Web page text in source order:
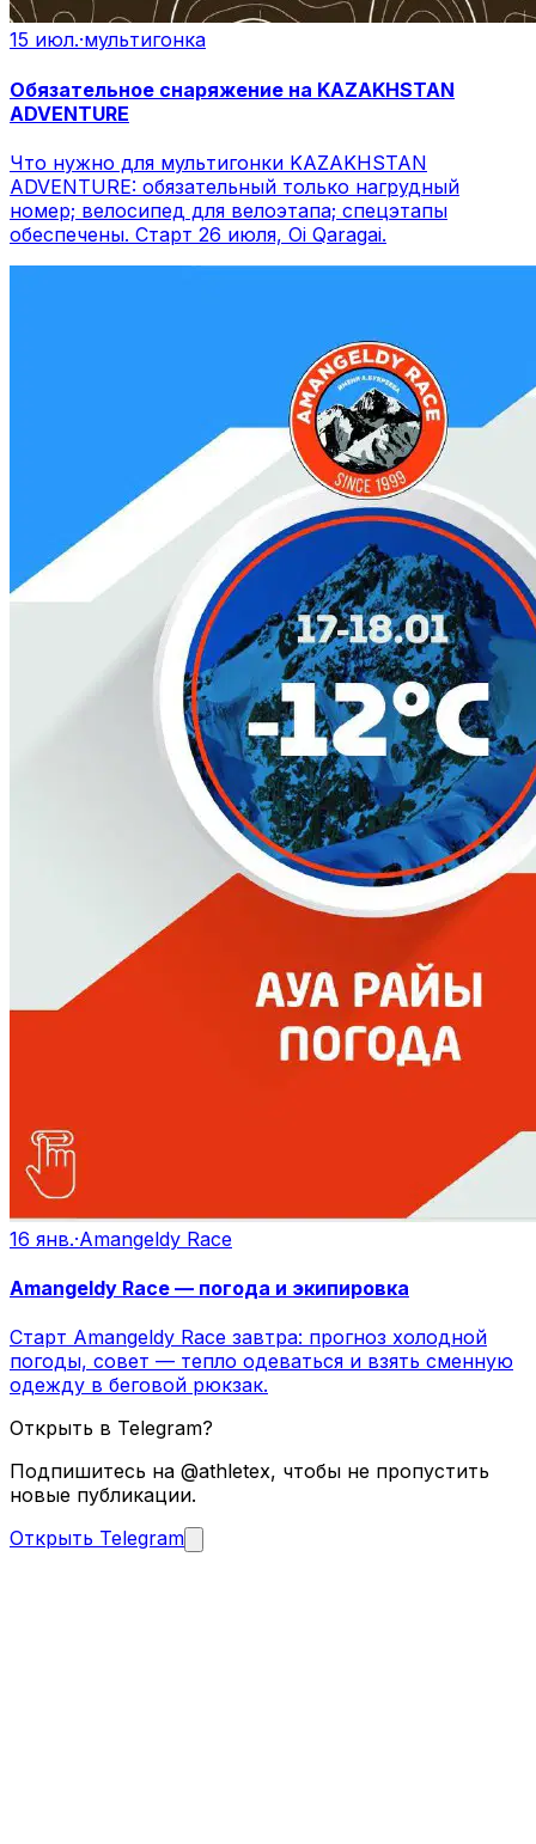
15 июл.·мультигонка
Обязательное снаряжение на KAZAKHSTAN
ADVENTURE
Что нужно для мультигонки KAZAKHSTAN
ADVENTURE: обязательный только нагрудный
номер; велосипед для велоэтапа; спецэтапы
обеспечены. Старт 26 июля, Oi Qaragai.
16 янв.·Amangeldy Race
Amangeldy Race — погода и экипировка
Старт Amangeldy Race завтра: прогноз холодной
погоды, совет — тепло одеваться и взять сменную
одежду в беговой рюкзак.
Открыть в Telegram?
Подпишитесь на @athletex, чтобы не пропустить
новые публикации.
Открыть Telegram